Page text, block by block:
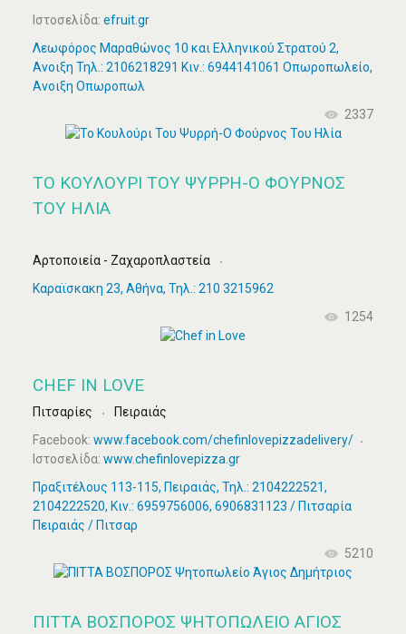
Ιστοσελίδα: efruit.gr
Λεωφόρος Μαραθώνος 10 και Ελληνικού Στρατού 2,
Ανοιξη Τηλ.: 2106218291 Κιν.: 6944141061 Οπωροπωλείο,
Ανοιξη Οπωροπωλ
2337
ΤΟ ΚΟΥΛΟΎΡΙ ΤΟΥ ΨΥΡΡΉ-Ο ΦΟΎΡΝΟΣ
ΤΟΥ ΗΛΊΑ
Αρτοποιεία - Ζαχαροπλαστεία
Καραϊσκακη 23, Αθήνα, Τηλ.: 210 3215962
1254
CHEF IN LOVE
Πιτσαρίες
Πειραιάς
Facebook: www.facebook.com/chefinlovepizzadelivery/
Ιστοσελίδα: www.chefinlovepizza.gr
Πραξιτέλους 113-115, Πειραιάς, Τηλ.: 2104222521,
2104222520, Κιν.: 6959756006, 6906831123 / Πιτσαρία
Πειραιάς / Πιτσαρ
5210
ΠΙΤΤΑ ΒΟΣΠΟΡΟΣ ΨΗΤΟΠΩΛΕΊΟ ΆΓΙΟΣ